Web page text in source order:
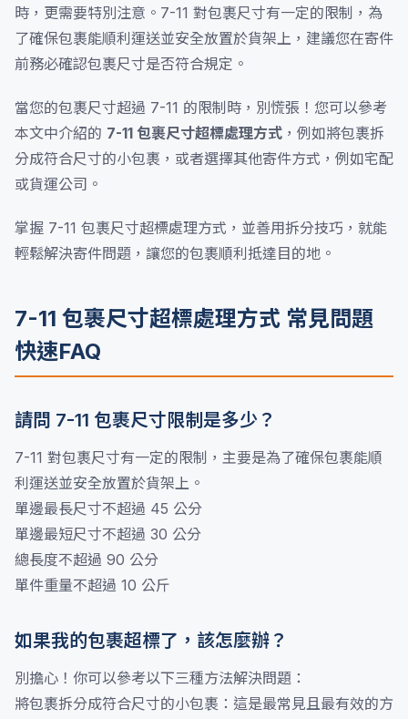
時，更需要特別注意。7-11 對包裹尺寸有一定的限制，為
了確保包裹能順利運送並安全放置於貨架上，建議您在寄件
前務必確認包裹尺寸是否符合規定。
當您的包裹尺寸超過 7-11 的限制時，別慌張！您可以參考
本文中介紹的 7-11 包裹尺寸超標處理方式 ，例如將包裹拆
分成符合尺寸的小包裹，或者選擇其他寄件方式，例如宅配
或貨運公司。
掌握 7-11 包裹尺寸超標處理方式，並善用拆分技巧，就能
輕鬆解決寄件問題，讓您的包裹順利抵達目的地。
7-11 包裹尺寸超標處理方式 常見問題
快速FAQ
請問 7-11 包裹尺寸限制是多少？
7-11 對包裹尺寸有一定的限制，主要是為了確保包裹能順
利運送並安全放置於貨架上。
單邊最長尺寸不超過 45 公分
單邊最短尺寸不超過 30 公分
總長度不超過 90 公分
單件重量不超過 10 公斤
如果我的包裹超標了，該怎麼辦？
別擔心！你可以參考以下三種方法解決問題：
將包裹拆分成符合尺寸的小包裹：這是最常見且最有效的方